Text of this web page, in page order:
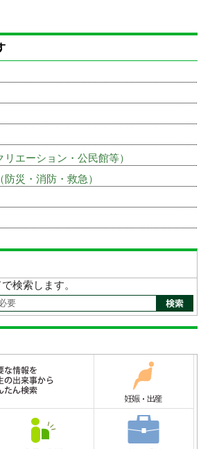
エーション・公民館等）
災・消防・救急）
検索します。